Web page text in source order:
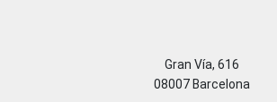
Gran Vía, 616
08007 Barcelona